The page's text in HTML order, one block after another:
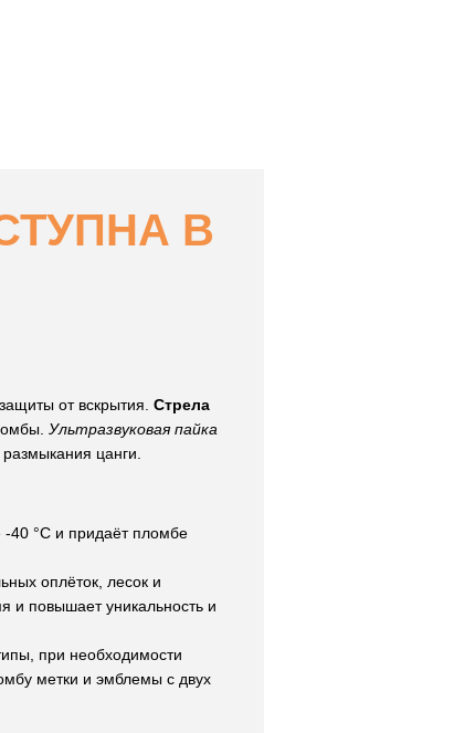
В
от вскрытия. Стрела
Ультразвуковая пайка
цанги.
-40 °C и придаёт пломбе
оплёток, лесок и
и повышает уникальность и
при необходимости
метки и эмблемы с двух